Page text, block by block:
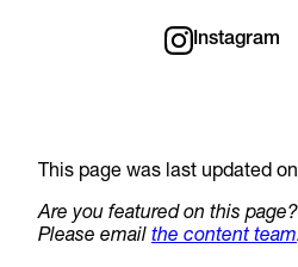
Instagram
This page was last updated
Are you featured on this
Please email the content team